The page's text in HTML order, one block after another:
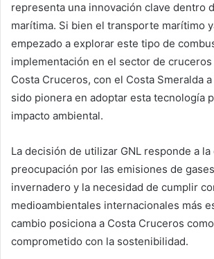
representa una innovación clave dentro
marítima. Si bien el transporte marítimo
empezado a explorar este tipo de
implementación en el sector de
Costa Cruceros, con el Costa Smeralda
sido pionera en adoptar esta tecnología
impacto ambiental.
La decisión de utilizar GNL responde a
preocupación por las emisiones de
invernadero y la necesidad de cumplir
medioambientales internacionales más
cambio posiciona a Costa Cruceros
comprometido con la sostenibilidad.